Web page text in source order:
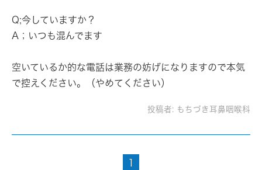
Q;今していますか？
A；いつも混んでます
空いているか的な電話は業務の妨げになりますので本気
で控えください。（やめてください）
投稿者: もちづき耳鼻咽喉科
1